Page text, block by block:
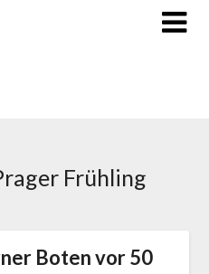
Frühling
Boten vor 50